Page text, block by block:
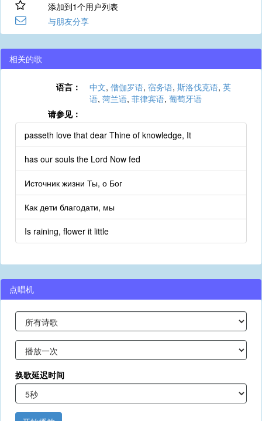
添加到1个用户列表
与朋友分享
相关的歌
语言： 中文, 僧伽罗语, 宿务语, 斯洛伐克语, 英
语, 菏兰语, 菲律宾语, 葡萄牙语
请参见：
passeth love that dear Thine of knowledge, It
has our souls the Lord Now fed
Источник жизни Ты, о Бог
Как дети благодати, мы
Is raining, flower it little
点唱机
换歌延迟时间